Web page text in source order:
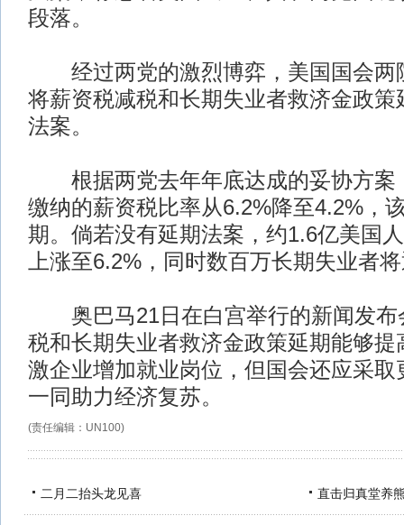
段落。
经过两党的激烈博弈，美国国会两
将薪资税减税和长期失业者救济金政策
法案。
根据两党去年年底达成的妥协方案
缴纳的薪资税比率从6.2%降至4.2%，
期。倘若没有延期法案，约1.6亿美国
上涨至6.2%，同时数百万长期失业者
奥巴马21日在白宫举行的新闻发布
税和长期失业者救济金政策延期能够提
激企业增加就业岗位，但国会还应采取
一同助力经济复苏。
(责任编辑：UN100)
二月二抬头龙见喜 直击归真堂养